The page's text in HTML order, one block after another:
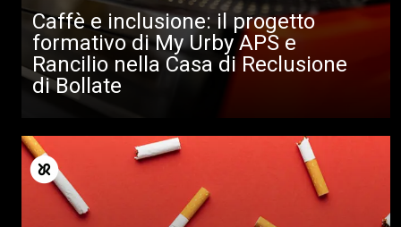
Caffè e inclusione: il progetto
formativo di My Urby APS e
Rancilio nella Casa di Reclusione
di Bollate